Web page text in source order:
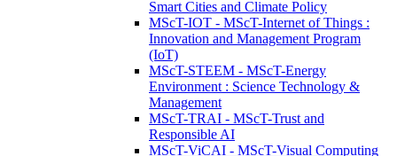
Smart Cities and Climate Policy
MScT-IOT - MScT-Internet of Things :
Innovation and Management Program
(IoT)
MScT-STEEM - MScT-Energy
Environment : Science Technology &
Management
MScT-TRAI - MScT-Trust and
Responsible AI
MScT-ViCAI - MScT-Visual Computing